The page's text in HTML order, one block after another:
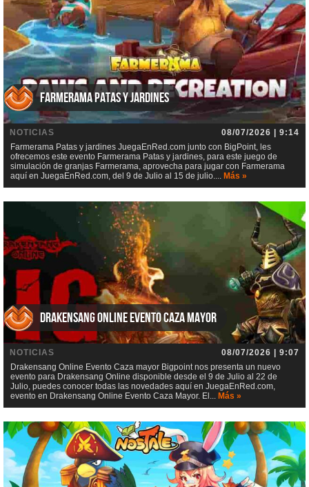
Farmerama Patas y jardines
NOTICIAS
08/07/2026 | 9:14
Farmerama Patas y jardines JuegaEnRed.com junto con BigPoint, les
ofrecemos este evento Farmerama Patas y jardines, para este juego de
simulación de granjas Farmerama, aprovecha para jugar con Farmerama
aquí en JuegaEnRed.com, del 9 de Julio al 15 de julio.... Más »
Drakensang Online Evento Caza mayor
NOTICIAS
08/07/2026 | 9:07
Drakensang Online Evento Caza mayor Bigpoint nos presenta un nuevo
evento para Drakensang Online disponible desde el 9 de Julio al 22 de
Julio, puedes conocer todas las novedades aquí en JuegaEnRed.com,
evento en Drakensang Online Evento Caza Mayor. El... Más »